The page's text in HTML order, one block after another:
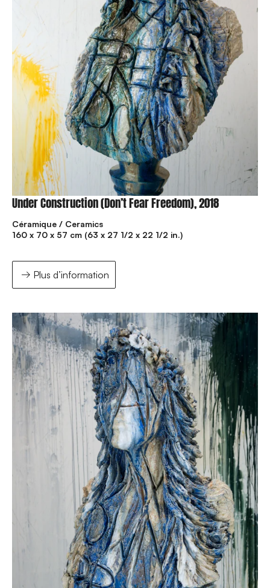
Under Construction (Don’t Fear Freedom), 2018
Céramique / Ceramics
160 x 70 x 57 cm (63 x 27 1/2 x 22 1/2 in.)
Plus d’information